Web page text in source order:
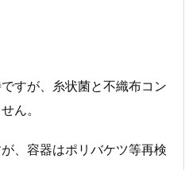
すが、糸状菌と不織布コン
ん。
、容器はポリバケツ等再検